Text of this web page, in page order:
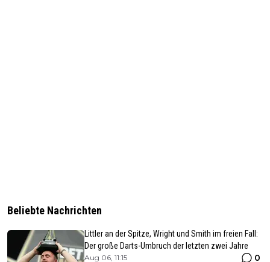
Beliebte Nachrichten
Littler an der Spitze, Wright und Smith im freien Fall:
Der große Darts-Umbruch der letzten zwei Jahre
Aug 06, 11:15 0